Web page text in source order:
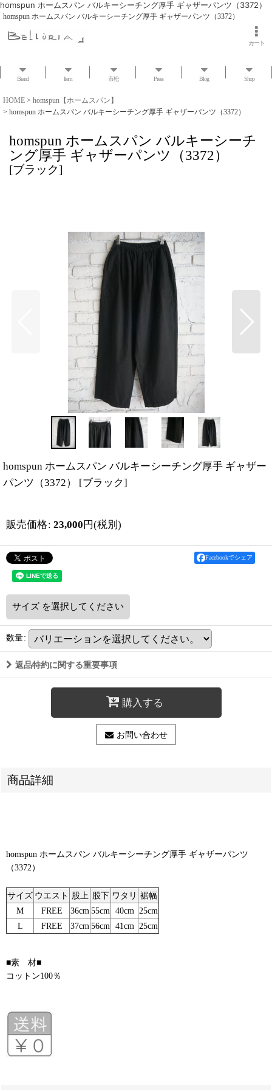
homspun ホームスパン バルキーシーチング厚手 ギャザーパンツ（3372）
homspun ホームスパン バルキーシーチング厚手 ギャザーパンツ（3372）
カート
Brand Item 市松 Press Blog Shop
HOME > homspun【ホームスパン】
> homspun ホームスパン バルキーシーチング厚手 ギャザーパンツ（3372）
homspun ホームスパン バルキーシーチ
ング厚手 ギャザーパンツ（3372）
[ブラック]
homspun ホームスパン バルキーシーチング厚手 ギャザー
パンツ（3372）
[ブラック]
販売価格: 23,000 円(税別)
Facebookでシェア
サイズ を選択してください
数量:
返品特約に関する重要事項
購入する
お問い合わせ
商品詳細
homspun ホームスパン バルキーシーチング厚手 ギャザーパンツ
（3372）
サイズ ウエスト 股上 股下 ワタリ 裾幅
M
FREE 36cm 55cm 40cm
25cm
L
FREE 37cm 56cm 41cm 25cm
■素 材■
コットン100％